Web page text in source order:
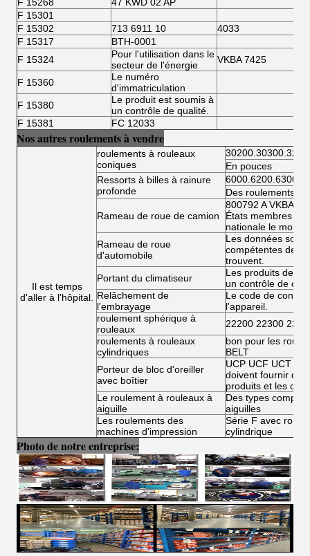
F 15301
F 15302
713 6911 10 4033
F 15317
BTH-0001
F 15324
Pour l'utilisation dans le
secteur de l'énergie
VKBA 7425
F 15360
Le numéro
d'immatriculation
F 15380
Le produit est soumis à
un contrôle de qualité.
F 15381
FC 12033
Nos autres roulements à vendre
Il est temps
d'aller à l'hôpital.
roulements à rouleaux
coniques
En pouces
Ressorts à billes à rainure
profonde
Des roulements à
Rameau de roue de camion
800792 A VKBA
États membres
nationale le
Rameau de roue
d'automobile
Les données sont
compétentes de
trouvent.
Portant du climatiseur
Les produits de la
un contrôle de
Relâchement de
l'embrayage
Le code de
l'appareil.
roulement sphérique à
rouleaux
22200 22300
roulements à rouleaux
cylindriques
bon pour les
BELT
Porteur de bloc d'oreiller
avec boîtier
UCP UCF UCT
doivent fournir
produits et les
Le roulement à rouleaux à
aiguille
Des types
aiguilles
Les roulements des
machines d'impression
Série F avec
cylindrique
Photo de notre entreprise: